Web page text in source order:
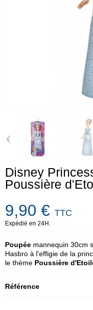
‹
Disney
Poussière
9,90 € TTC
Expédié en 24H.
Poupée mannequin 30cm
Hasbro à l'effigie de la
le thème Poussière
Référence